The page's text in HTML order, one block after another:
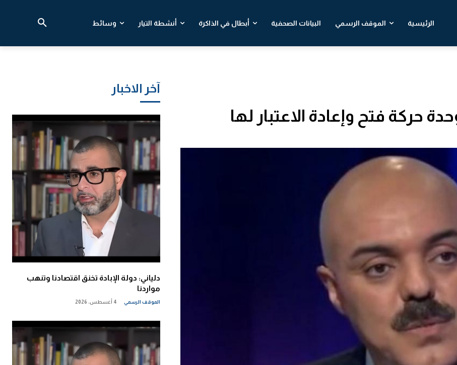
الرئيسية الموقف الرسمي البيانات الصحفية أبطال في الذاكرة أنشطة التيار وسائط
آخر الاخبار
دلياني: دولة الإبادة تخنق اقتصادنا وتنهب
مواردنا
الموقف الرسمي 4 أغسطس، 2026
حركة فتح وإعادة الاعتبار لها